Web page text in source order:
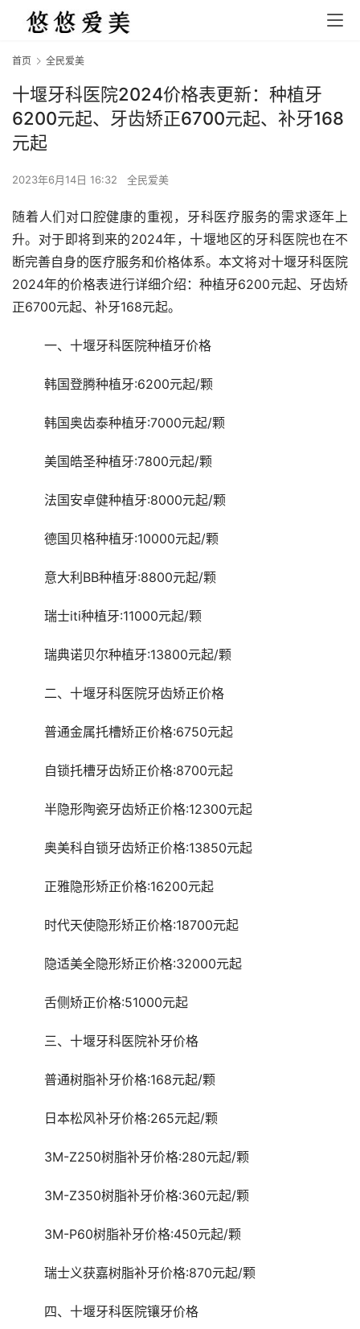
首页 全民爱美
十堰牙科医院2024价格表更新：种植牙
6200元起、牙齿矫正6700元起、补牙168
元起
2023年6月14日 16:32 全民爱美
随着人们对口腔健康的重视，牙科医疗服务的需求逐年上
升。对于即将到来的2024年，十堰地区的牙科医院也在不
断完善自身的医疗服务和价格体系。本文将对十堰牙科医院
2024年的价格表进行详细介绍：种植牙6200元起、牙齿矫
正6700元起、补牙168元起。
	一、十堰牙科医院种植牙价格
	韩国登腾种植牙:6200元起/颗
	韩国奥齿泰种植牙:7000元起/颗
	美国皓圣种植牙:7800元起/颗
	法国安卓健种植牙:8000元起/颗
	德国贝格种植牙:10000元起/颗
	意大利BB种植牙:8800元起/颗
	瑞士iti种植牙:11000元起/颗
	瑞典诺贝尔种植牙:13800元起/颗
	二、十堰牙科医院牙齿矫正价格
	普通金属托槽矫正价格:6750元起
	自锁托槽牙齿矫正价格:8700元起
	半隐形陶瓷牙齿矫正价格:12300元起
	奥美科自锁牙齿矫正价格:13850元起
	正雅隐形矫正价格:16200元起
	时代天使隐形矫正价格:18700元起
	隐适美全隐形矫正价格:32000元起
	舌侧矫正价格:51000元起
	三、十堰牙科医院补牙价格
	普通树脂补牙价格:168元起/颗
	日本松风补牙价格:265元起/颗
	3M-Z250树脂补牙价格:280元起/颗
	3M-Z350树脂补牙价格:360元起/颗
	3M-P60树脂补牙价格:450元起/颗
	瑞士义获嘉树脂补牙价格:870元起/颗
	四、十堰牙科医院镶牙价格